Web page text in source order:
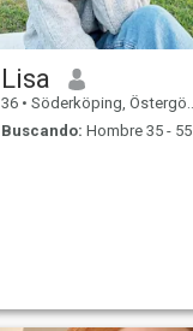
Lisa
36 • Söderköping, Östergötland, Suecia
Buscando: Hombre 35 - 55